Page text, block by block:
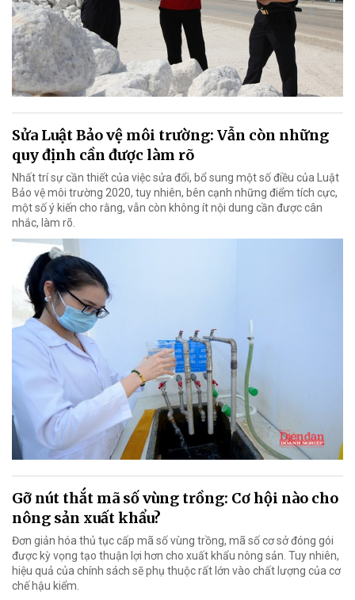
Sửa Luật Bảo vệ môi trường: Vẫn còn những
quy định cần được làm rõ
Nhất trí sự cần thiết của việc sửa đổi, bổ sung một số điều của Luật
Bảo vệ môi trường 2020, tuy nhiên, bên cạnh những điểm tích cực,
một số ý kiến cho rằng, vẫn còn không ít nội dung cần được cân
nhắc, làm rõ.
Gỡ nút thắt mã số vùng trồng: Cơ hội nào cho
nông sản xuất khẩu?
Đơn giản hóa thủ tục cấp mã số vùng trồng, mã số cơ sở đóng gói
được kỳ vọng tạo thuận lợi hơn cho xuất khẩu nông sản. Tuy nhiên,
hiệu quả của chính sách sẽ phụ thuộc rất lớn vào chất lượng của cơ
chế hậu kiểm.